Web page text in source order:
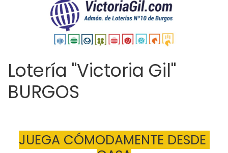
Lotería "Victoria Gil"
BURGOS
JUEGA CÓMODAMENTE DESDE